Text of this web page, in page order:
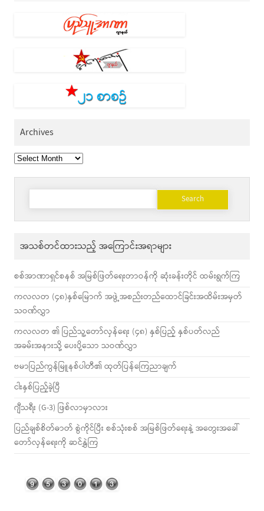
Archives
Archives
Search
အသစ်တင်ထားသည့် အကြောင်းအရာများ
စစ်အာဏာရှင်စနစ် အမြစ်ဖြတ်ရေးတာဝန်ကို ဆုံးခန်းတိုင် ထမ်းရွက်ကြ
ကလလတ (၄၈)နှစ်မြောက် အဖွဲ့အစည်းတည်ထောင်ခြင်းအထိမ်းအမှတ်
သဝဏ်လွှာ
ကလလတ ၏ ပြည်သူ့တော်လှန်ရေး (၄၈) နှစ်ပြည့် နှစ်ပတ်လည်
အခမ်းအနားသို့ ပေးပို့သော သဝဏ်လွှာ
ဗမာပြည်ကွန်မြူနစ်ပါတီ၏ ထုတ်ပြန်ကြေညာချက်
ငါးနှစ်ပြည့်ခဲ့ပြီ
ဂျီသရီး (G-3) ဖြစ်လာမှာလား
ပြည်ချစ်စိတ်ဓာတ် စွဲကိုင်ပြီး စစ်သုံးစစ် အမြစ်ဖြတ်ရေးနဲ့ အတွေးအခေါ်
တော်လှန်ရေးကို ဆင်နွှဲကြ